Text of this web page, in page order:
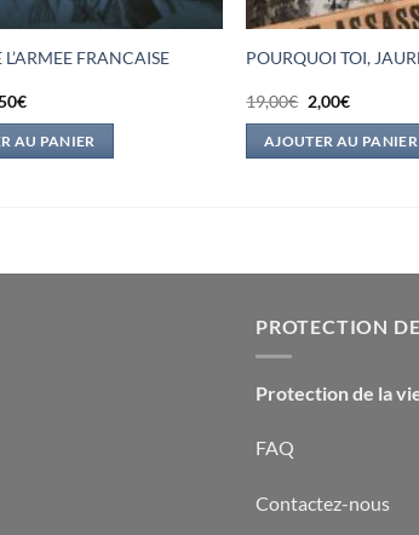
L’ARMEE FRANCAISE
:
€Le
actuel
est :
AU PANIER
POURQUOI TOI,
19,00€ Le
prix
initial
était :
2,00€Le
actuel
est :
AJOUTER AU PANIER
PROTECTION
Protection de la
FAQ
Contactez-nous